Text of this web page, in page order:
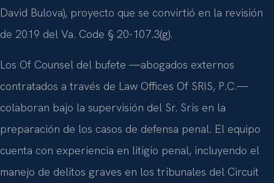
David Bulova), proyecto que se convirtió en la revisión
de 2019 del Va. Code § 20-107.3(g).
Los Of Counsel del bufete —abogados externos
contratados a través de Law Offices Of SRIS, P.C.—
colaboran bajo la supervisión del Sr. Sris en la
preparación de los casos de defensa penal. El equipo
cuenta con experiencia en litigio penal, incluyendo el
manejo de delitos graves en los tribunales del Circuit